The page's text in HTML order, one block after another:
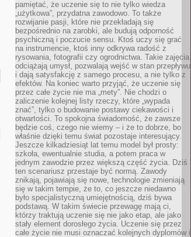
pamiętać, że uczenie się to nie tylko wiedza
„użytkowa”, przydatna zawodowo. To także
rozwijanie pasji, które nie przekładają się
bezpośrednio na zarobki, ale budują odporność
psychiczną i poczucie sensu. Ktoś uczy się grać
na instrumencie, ktoś inny odkrywa radość z
rysowania, fotografii czy ogrodnictwa. Takie zajęcia
odciążają umysł, pozwalają wejść w stan przepływu
i dają satysfakcję z samego procesu, a nie tylko z
efektów. Na koniec warto przyjąć, że uczenie się
przez całe życie nie ma „mety”. Nie chodzi o
zaliczenie kolejnej listy rzeczy, które „wypada
znać”, tylko o budowanie postawy ciekawości i
otwartości. To spokojna świadomość, że zawsze
będzie coś, czego nie wiemy – i że to dobrze, bo
właśnie dzięki temu świat pozostaje interesujący.
Jeszcze kilkadziesiąt lat temu model był prosty:
szkoła, ewentualnie studia, a potem praca w
jednym zawodzie przez większą część życia. Dziś
ten scenariusz przestaje być normą. Zawody
znikają, pojawiają się nowe, technologie zmieniają
się w takim tempie, że to, co jeszcze niedawno
było specjalistyczną umiejętnością, dziś bywa
podstawą. W takim świecie przewagę mają ci,
którzy traktują uczenie się nie jako etap, ale jako
stały element dorosłego życia. Uczenie się przez
całe życie nie musi oznaczać kolejnych dyplomów i